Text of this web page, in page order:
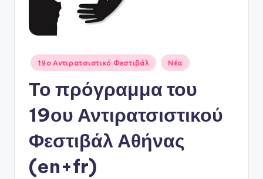
Φ
Α
Αναρτήθηκε
σε
19ο Αντιρατσιστικό Φεστιβάλ Νέα
Το πρόγραμμα του
19ου Αντιρατσιστικού
Φεστιβάλ Αθήνας
(en+fr)